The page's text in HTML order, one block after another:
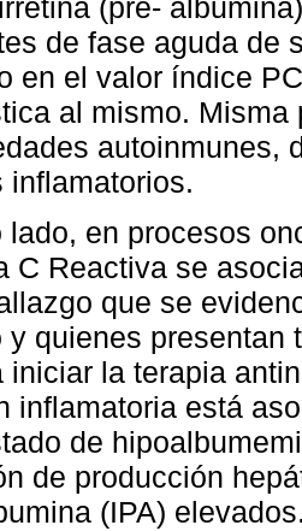
(pre-
de fase aguda de
en el valor índice
al mismo.
autoinmunes,
inflamatorios.
lado, en procesos
C Reactiva se
que se
y quienes presentan
iniciar la terapia
inflamatoria está
de
de producción
(IPA)